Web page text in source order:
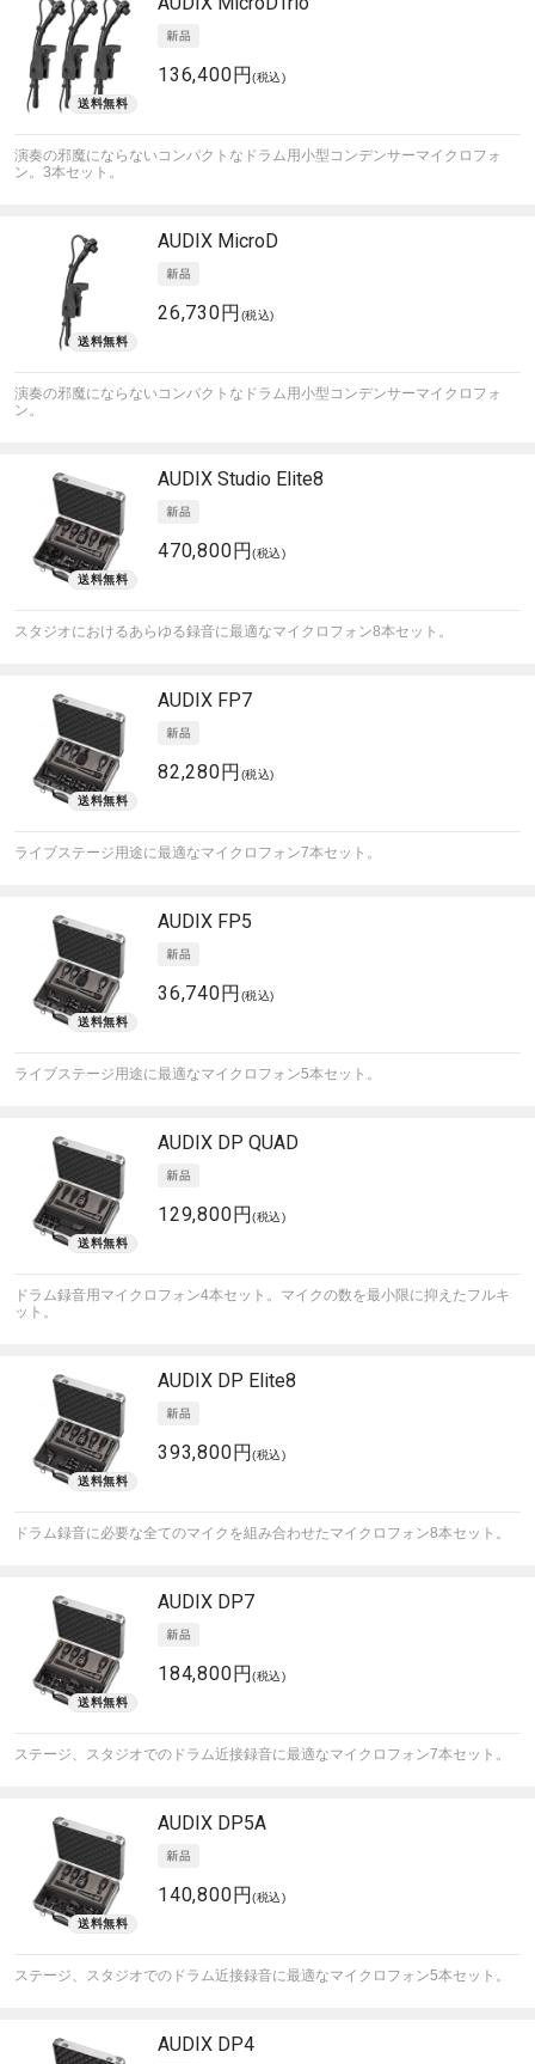
136,400円(税込)
演奏の邪魔にならないコンパクトなドラム用小型コンデンサーマイクロフォ
ン。3本セット。
AUDIX MicroD
26,730円 (税込)
演奏の邪魔にならないコンパクトなドラム用小型コンデンサーマイクロフォ
ン。
AUDIX Studio Elite8
470,800円(税込)
スタジオにおけるあらゆる録音に最適なマイクロフォン8本セット。
AUDIX FP7
82,280円 (税込)
ライブステージ用途に最適なマイクロフォン7本セット。
AUDIX FP5
36,740円 (税込)
ライブステージ用途に最適なマイクロフォン5本セット。
AUDIX DP QUAD
129,800円(税込)
ドラム録音用マイクロフォン4本セット。マイクの数を最小限に抑えたフルキ
ット。
AUDIX DP Elite8
393,800円(税込)
ドラム録音に必要な全てのマイクを組み合わせたマイクロフォン8本セット。
AUDIX DP7
184,800円(税込)
ステージ、スタジオでのドラム近接録音に最適なマイクロフォン7本セット。
AUDIX DP5A
140,800円(税込)
ステージ、スタジオでのドラム近接録音に最適なマイクロフォン5本セット。
AUDIX DP4